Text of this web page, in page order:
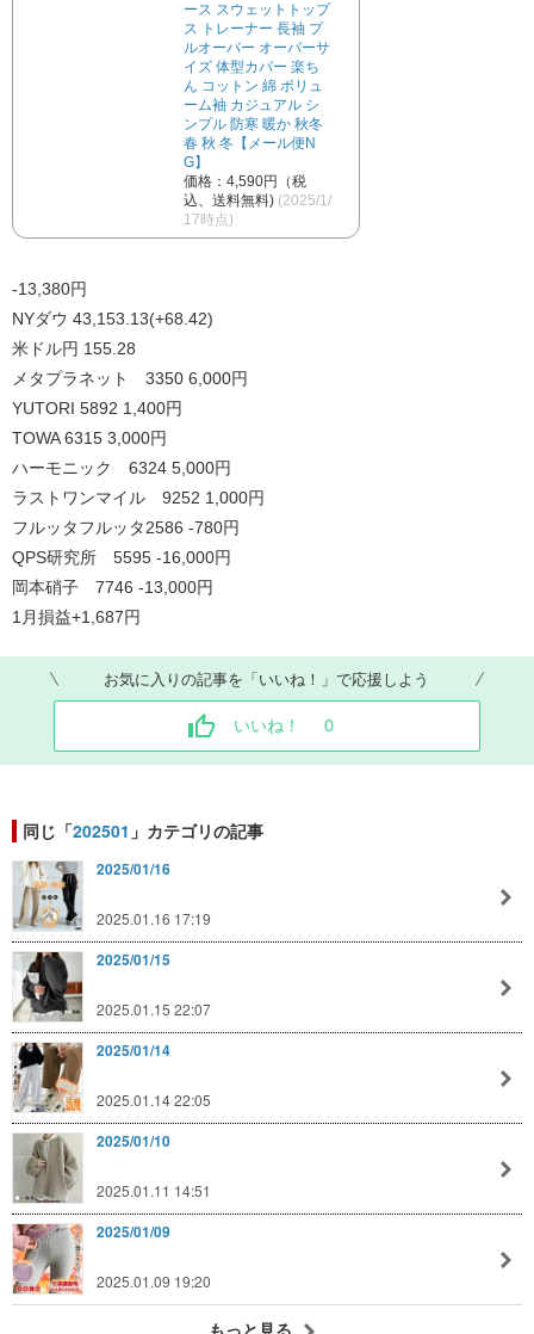
ース スウェットトップ
ス トレーナー 長袖 プ
ルオーバー オーバーサ
イズ 体型カバー 楽ち
ん コットン 綿 ボリュ
ーム袖 カジュアル シ
ンプル 防寒 暖か 秋冬
春 秋 冬【メール便N
G】
価格：4,590円（税
込、送料無料) (2025/1/
17時点)
-13,380円
NYダウ 43,153.13(+68.42)
米ドル円 155.28
メタプラネット 3350 6,000円
YUTORI 5892 1,400円
TOWA 6315 3,000円
ハーモニック 6324 5,000円
ラストワンマイル 9252 1,000円
フルッタフルッタ2586 -780円
QPS研究所 5595 -16,000円
岡本硝子 7746 -13,000円
1 月損益+1,687円
お気に入りの記事を「いいね！」で応援しよう
いいね！ 0
同じ「202501 」カテゴリの記事
2025/01/16
2025.01.16 17:19
2025/01/15
2025.01.15 22:07
2025/01/14
2025.01.14 22:05
2025/01/10
2025.01.11 14:51
2025/01/09
2025.01.09 19:20
もっと見る